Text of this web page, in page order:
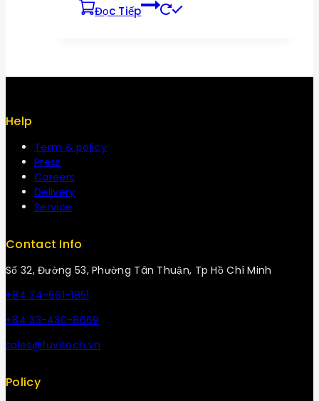
Đọc Tiếp
Help
Term & policy
Press
Careers
Delivery
Service
Contact Info
Số 32, Đường 53, Phường Tân Thuận, Tp Hồ Chí Minh
+84 34-661-1851
+84 33-430-8669
sales@fuvitech.vn
Policy